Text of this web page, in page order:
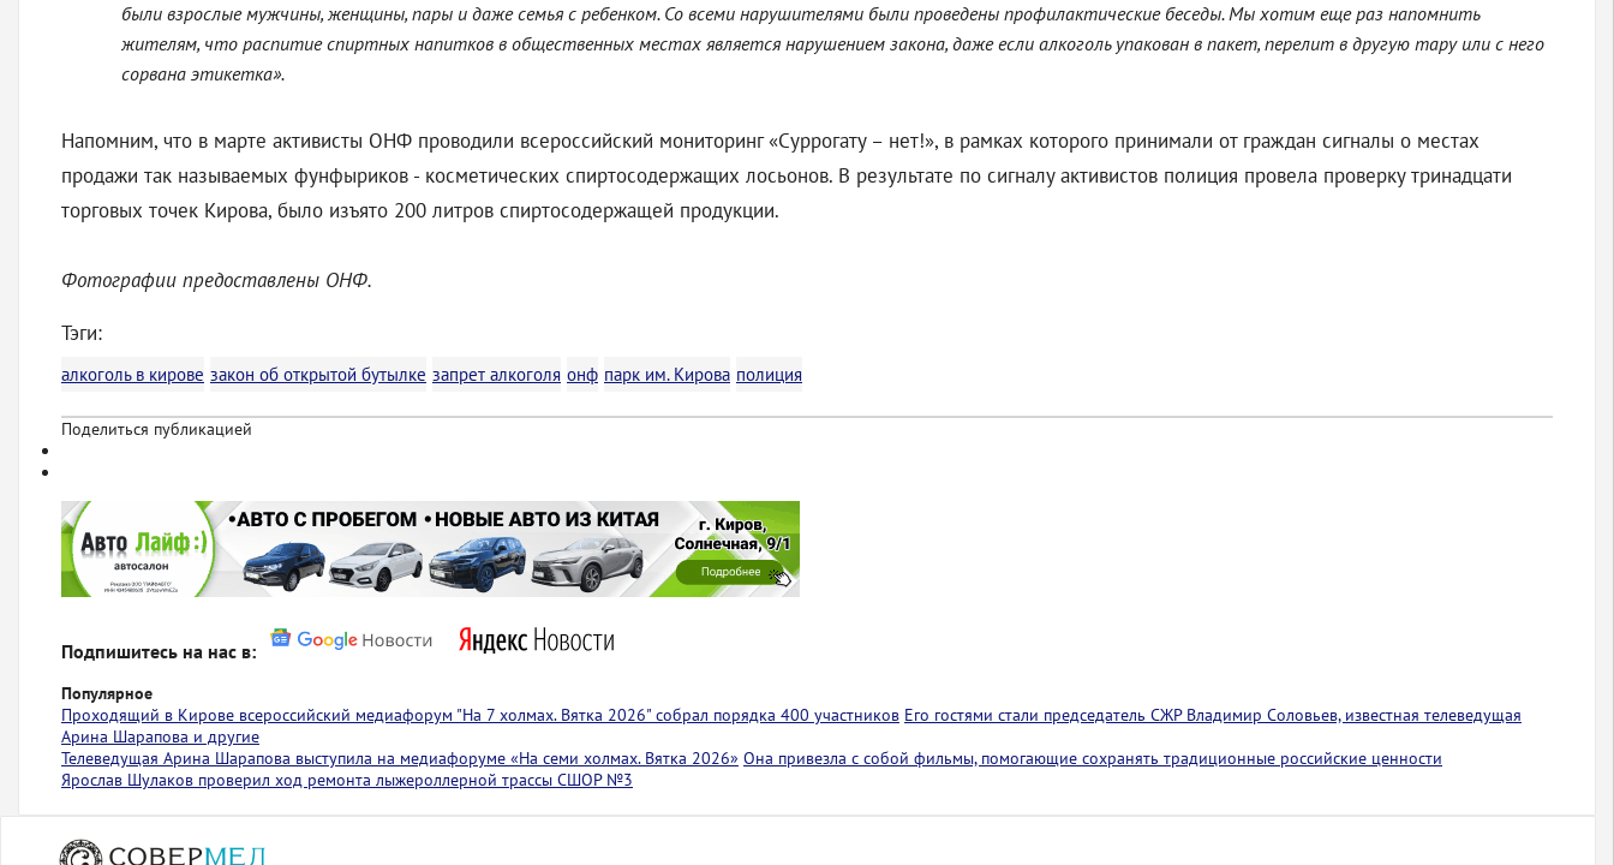
были взрослые мужчины, женщины, пары и даже семья с ребенком. Со всеми нарушителями были проведены профилактические беседы. Мы хотим еще раз напомнить
жителям, что распитие спиртных напитков в общественных местах является нарушением закона, даже если алкоголь упакован в пакет, перелит в другую тару или с него
сорвана этикетка».
Напомним, что в марте активисты ОНФ проводили всероссийский мониторинг «Суррогату – нет!», в рамках которого принимали от граждан сигналы о местах
продажи так называемых фунфыриков - косметических спиртосодержащих лосьонов. В результате по сигналу активистов полиция провела проверку тринадцати
торговых точек Кирова, было изъято 200 литров спиртосодержащей продукции.
Фотографии предоставлены ОНФ.
Тэги:
алкоголь в кирове закон об открытой бутылке запрет алкоголя онф парк им. Кирова полиция
Поделиться публикацией
Подпишитесь на нас в:
Популярное
Проходящий в Кирове всероссийский медиафорум "На 7 холмах. Вятка 2026" собрал порядка 400 участников Его гостями стали председатель СЖР Владимир Соловьев, известная телеведущая
Арина Шарапова и другие
Телеведущая Арина Шарапова выступила на медиафоруме «На семи холмах. Вятка 2026» Она привезла с собой фильмы, помогающие сохранять традиционные российские ценности
Ярослав Шулаков проверил ход ремонта лыжероллерной трассы СШОР №3